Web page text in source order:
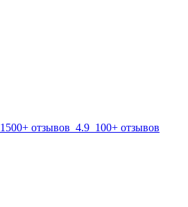
1500+ отзывов 4.9 100+ отзывов